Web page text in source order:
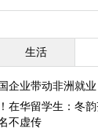
生活
企业带动非洲就
在华留学生：冬
不虚传